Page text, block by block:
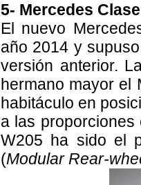
5- Mercedes
El nuevo
año 2014 y
versión anterior.
hermano mayor el
habitáculo en
a las
W205 ha sido el
(Modular Rear-